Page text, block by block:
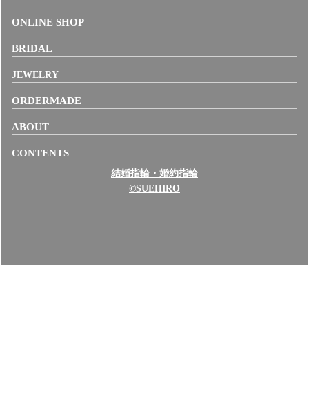
ONLINE SHOP
BRIDAL
JEWELRY
ORDERMADE
ABOUT
CONTENTS
結婚指輪・婚約指輪
©SUEHIRO